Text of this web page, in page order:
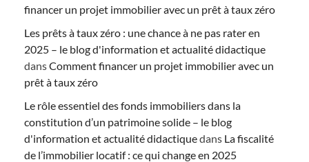
financer un projet immobilier avec un prêt à taux zéro
Les prêts à taux zéro : une chance à ne pas rater en
2025 – le blog d'information et actualité didactique
dansComment financer un projet immobilier avec un
prêt à taux zéro
Le rôle essentiel des fonds immobiliers dans la
constitution d’un patrimoine solide – le blog
d'information et actualité didactiquedans La fiscalité
de l’immobilier locatif : ce qui change en 2025